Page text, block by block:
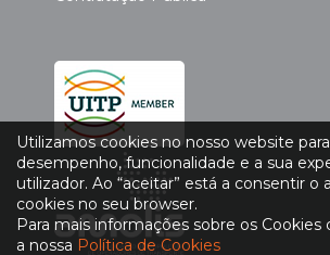
Utilizamos cookies no nosso website
desempenho, funcionalidade e a sua
utilizador. Ao “aceitar” está a consentir o
cookies no seu browser.
Para mais informações sobre os Cookies
a nossa Política de Cookies